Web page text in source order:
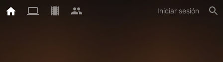
Iniciar sesión